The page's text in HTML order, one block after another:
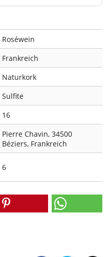
Roséwein
Frankreich
Naturkork
Sulfite
16
Pierre Chavin, 34500
Béziers, Frankreich
6